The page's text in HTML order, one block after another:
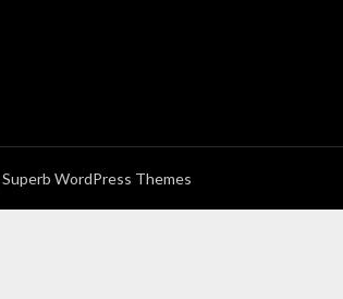
Superb WordPress Themes